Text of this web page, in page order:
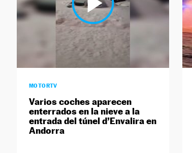
MOTORTV
Varios coches aparecen
enterrados en la nieve a la
entrada del túnel d’Envalira en
Andorra